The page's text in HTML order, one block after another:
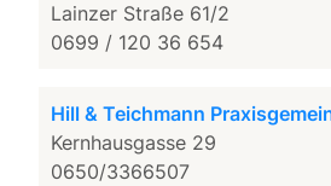
Lainzer Straße 61/2
0699 / 120 36 654
Hill & Teichmann
Kernhausgasse 29
0650/3366507